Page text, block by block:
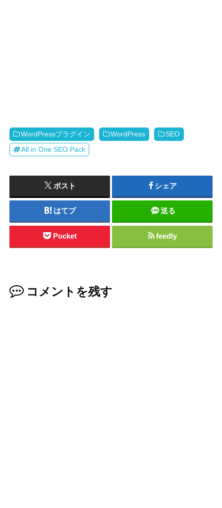
WordPressプラグイン WordPress
SEO
All in One SEO Pack
ポスト シェア
はてブ 送る
Pocket feedly
コメントを残す